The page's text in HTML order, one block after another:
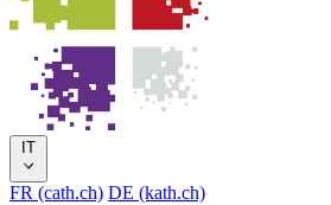
IT
FR (cath.ch) DE (kath.ch)